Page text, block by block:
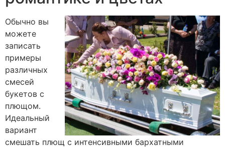
Обычно вы
можете
записать
примеры
различных
смесей
букетов с
плющом.
Идеальный
вариант
смешать плющ с интенсивными бархатными